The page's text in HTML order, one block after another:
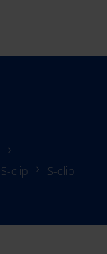
S-clip
S-clip